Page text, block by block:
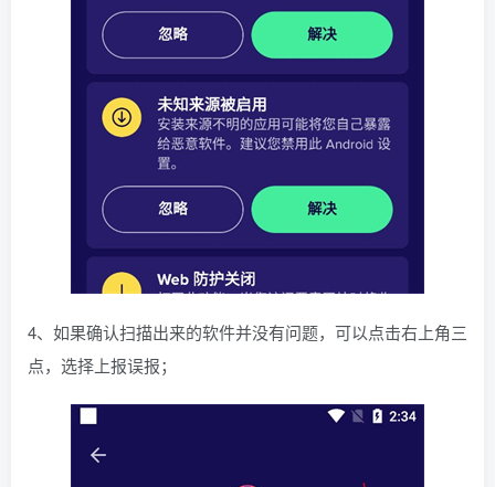
4、如果确认扫描出来的软件并没有问题，可以点击右上角三
点，选择上报误报；